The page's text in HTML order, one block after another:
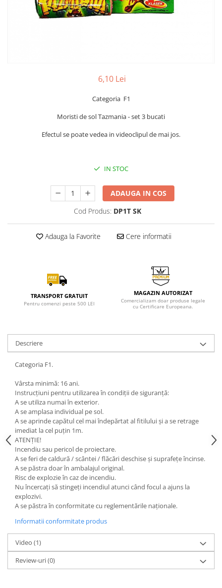
6,10 Lei
Categoria F1
Moristi de sol Tazmania - set 3 bucati
Efectul se poate vedea in videoclipul de mai jos.
IN STOC
ADAUGA IN COS
Cod Produs: DP1T SK
Adauga la Favorite Cere informatii
TRANSPORT GRATUIT
Pentru comenzi peste 500 LEI
MAGAZIN AUTORIZAT
Comercializam doar produse legale
cu Certificare Europeana.
Descriere
Categoria F1.
Vârsta minimă: 16 ani.
Instrucțiuni pentru utilizarea în condiții de siguranță:
A se utiliza numai în exterior.
A se amplasa individual pe sol.
A se aprinde capătul cel mai îndepărtat al fitilului și a se retrage
imediat la cel puțin 1m.
ATENȚIE!
Incendiu sau pericol de proiectare.
A se feri de caldură / scântei / flăcări deschise și suprafețe încinse.
A se păstra doar în ambalajul original.
Risc de explozie în caz de incendiu.
Nu încercați să stingeți incendiul atunci când focul a ajuns la
explozivi.
A se păstra în conformitate cu reglementările naționale.
Informatii conformitate produs
Video (1)
Review-uri(0)